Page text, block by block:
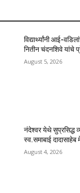
विद्यार्थ्यांनी आई-
नितीन चंदनशिवे यांचे
August 5, 2026
नंदेश्वर येथे सुप्रसिद्ध
स्व.समाबाई दादासाहेब
August 4, 2026